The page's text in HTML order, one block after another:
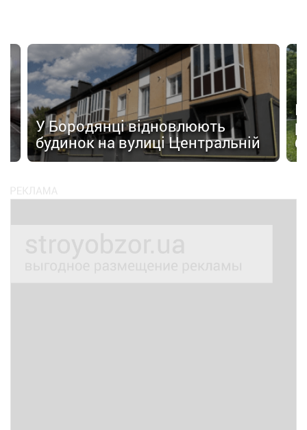
У Бородянці відновлюють
будинок на вулиці Центральній